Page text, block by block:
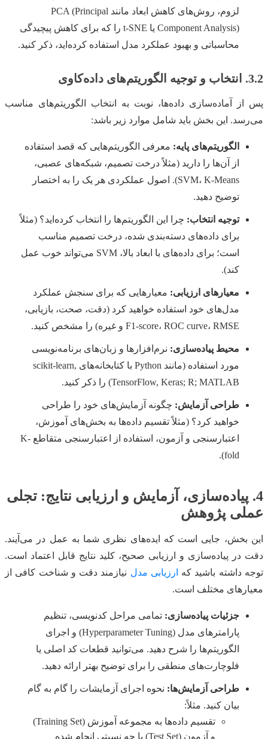
لزوم، روش‌های کاهش ابعاد مانند PCA (Principal
Component Analysis) یا t-SNE را که برای کاهش پیچیدگی
محاسباتی و بهبود عملکرد مدل استفاده کرده‌اید، ذکر کنید.
3.2. انتخاب و توجیه الگوریتم‌های داده‌کاوی
پس از آماده‌سازی داده‌ها، نوبت به انتخاب الگوریتم‌های مناسب
می‌رسد. این بخش باید شامل موارد زیر باشد:
الگوریتم‌های پایه: معرفی الگوریتم‌هایی که قصد استفاده
از آن‌ها را دارید (مثلاً درخت تصمیم، شبکه‌های عصبی،
SVM، K-Means). اصول عملکردی هر یک را به اختصار
توضیح دهید.
توجیه انتخاب: چرا این الگوریتم‌ها را انتخاب کرده‌اید؟ (مثلاً
برای داده‌های دسته‌بندی شده، درخت تصمیم مناسب
است؛ برای داده‌های با ابعاد بالا، SVM می‌تواند خوب عمل
کند).
معیارهای ارزیابی: معیارهایی که برای سنجش عملکرد
مدل‌های خود استفاده خواهید کرد (دقت، صحت، بازیابی،
F1-score، ROC curve، RMSE و غیره) را مشخص کنید.
محیط پیاده‌سازی: نرم‌افزارها و زبان‌های برنامه‌نویسی
مورد استفاده (مانند Python با کتابخانه‌های scikit-learn,
TensorFlow, Keras; R; MATLAB) را ذکر کنید.
طراحی آزمایش: چگونه آزمایش‌های خود را طراحی
خواهید کرد؟ (مثلاً تقسیم داده‌ها به بخش‌های آموزش،
اعتبارسنجی و آزمون، استفاده از اعتبارسنجی متقاطع K-
fold).
4. پیاده‌سازی، آزمایش و ارزیابی نتایج: تجلی
عملی پژوهش
این بخش، جایی است که ایده‌های نظری شما به عمل در می‌آیند.
دقت در پیاده‌سازی و ارزیابی صحیح، کلید نتایج قابل اعتماد است.
توجه داشته باشید که
ارزیابی مدل نیازمند دقت و شناخت کافی از
معیارهای مختلف است.
جزئیات پیاده‌سازی: تمامی مراحل کدنویسی، تنظیم
پارامترهای مدل (Hyperparameter Tuning) و اجرای
الگوریتم‌ها را شرح دهید. می‌توانید قطعات کد اصلی یا
فلوچارت‌های منطقی را برای توضیح بهتر ارائه دهید.
طراحی آزمایش‌ها: نحوه اجرای آزمایشات را گام به گام
بیان کنید. مثلاً:
تقسیم داده‌ها به مجموعه آموزش (Training Set)
و آزمون (Test Set) با چه نسبتی انجام شده